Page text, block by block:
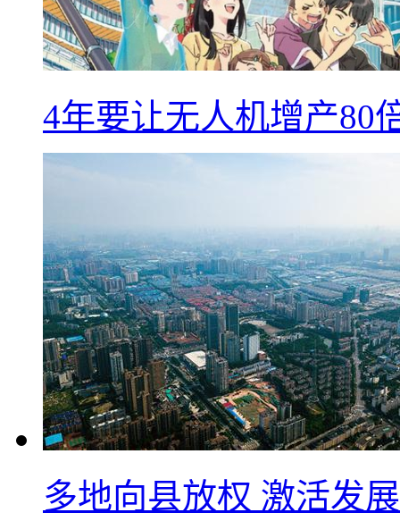
4年要让无人机增产80
多地向县放权 激活发